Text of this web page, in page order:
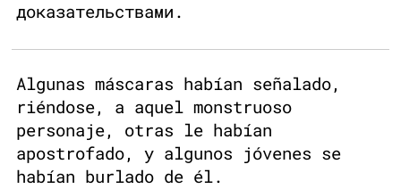
доказательствами.
Algunas máscaras habían señalado,
riéndose, a aquel monstruoso
personaje, otras le habían
apostrofado, y algunos jóvenes se
habían burlado de él.